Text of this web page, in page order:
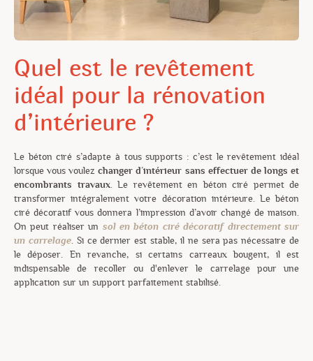
Quel est le revêtement
idéal pour la rénovation
d’intérieure ?
Le béton ciré s’adapte à tous supports : c’est le revêtement idéal
lorsque vous voulezchanger d’intérieur sans effectuer de longs et
encombrants travaux. Le revêtement en béton ciré permet de
transformer intégralement votre décoration intérieure. Le béton
ciré décoratif vous donnera l’impression d’avoir changé de maison.
On peut réaliser un sol en béton ciré décoratif directement sur
un carrelage. Si ce dernier est stable, il ne sera pas nécessaire de
le déposer. En revanche, si certains carreaux bougent, il est
indispensable de recoller ou d'enlever le carrelage pour une
application sur un support parfaitement stabilisé.